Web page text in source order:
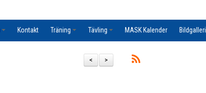
Kontakt Träning Tävling MASK Kalender Bildgalleri
>
<